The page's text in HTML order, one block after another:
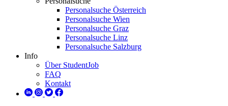
Personalsuche Österreich
Personalsuche Wien
Personalsuche Graz
Personalsuche Linz
Personalsuche Salzburg
Info
Über StudentJob
FAQ
Kontakt